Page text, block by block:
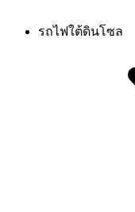
รถไฟใต้ดินโซล